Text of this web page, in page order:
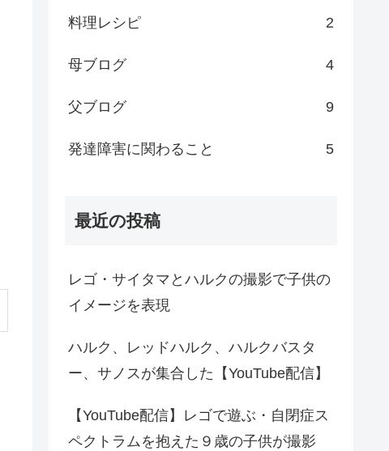
料理レシピ 2
母ブログ 4
父ブログ 9
発達障害に関わること 5
最近の投稿
レゴ・サイタマとハルクの撮影で子供の
イメージを表現
ハルク、レッドハルク、ハルクバスタ
ー、サノスが集合した【YouTube配信】
【YouTube配信】レゴで遊ぶ・自閉症ス
ペクトラムを抱えた９歳の子供が撮影